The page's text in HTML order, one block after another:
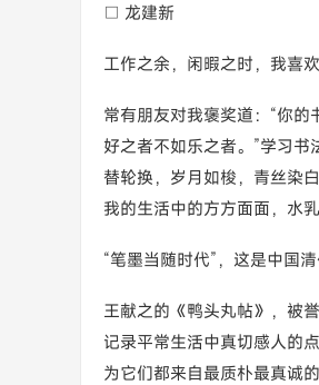
□ 龙建新
工作之余，闲暇之时，我喜
常有朋友对我褒奖道：“你的
好之者不如乐之者。”学习
替轮换，岁月如梭，青丝染
我的生活中的方方面面，水乳
“笔墨当随时代”，这是中国
王献之的《鸭头丸帖》，被
记录平常生活中真切感人的
为它们都来自最质朴最真诚